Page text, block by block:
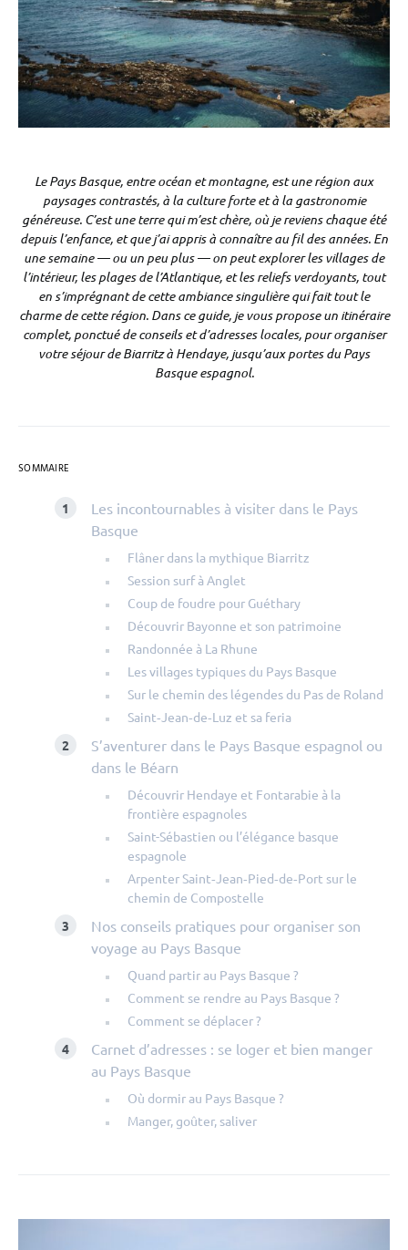
Le Pays Basque, entre océan et montagne, est une région aux
paysages contrastés, à la culture forte et à la gastronomie
généreuse. C’est une terre qui m’est chère, où je reviens chaque été
depuis l’enfance, et que j’ai appris à connaître au fil des années. En
une semaine — ou un peu plus — on peut explorer les villages de
l’intérieur, les plages de l’Atlantique, et les reliefs verdoyants, tout
en s’imprégnant de cette ambiance singulière qui fait tout le
charme de cette région. Dans ce guide, je vous propose un itinéraire
complet, ponctué de conseils et d’adresses locales, pour organiser
votre séjour de Biarritz à Hendaye, jusqu’aux portes du Pays
Basque espagnol.
SOMMAIRE
Les incontournables à visiter dans le Pays
Basque
Flâner dans la mythique Biarritz
Session surf à Anglet
Coup de foudre pour Guéthary
Découvrir Bayonne et son patrimoine
Randonnée à La Rhune
Les villages typiques du Pays Basque
Sur le chemin des légendes du Pas de Roland
Saint‑Jean‑de‑Luz et sa feria
S’aventurer dans le Pays Basque espagnol ou
dans le Béarn
Découvrir Hendaye et Fontarabie à la
frontière espagnoles
Saint-Sébastien ou l’élégance basque
espagnole
Arpenter Saint‑Jean‑Pied‑de‑Port sur le
chemin de Compostelle
Nos conseils pratiques pour organiser son
voyage au Pays Basque
Quand partir au Pays Basque ?
Comment se rendre au Pays Basque ?
Comment se déplacer ?
Carnet d’adresses : se loger et bien manger
au Pays Basque
Où dormir au Pays Basque ?
Manger, goûter, saliver